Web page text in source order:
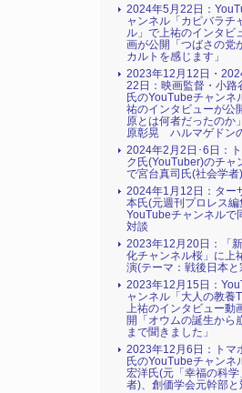
次へ【2025年3月18日、『週
2024年5月22日：
ャンネル「カピバラチ
ル」で上祐のインタビ
画が公開「つばさの党
カルトを感じます」
2023年12月12日・
22日：映画監督・小路
氏のYouTubeチャンネ
祐のインタビューが公
原とは何者だったのか
原彰晃 ハルマゲドン
2024年2月2日･6日：
ク氏(YouTuber)のチャ
で宮台真司氏(社会学者
2024年1月12日：ター
本氏(元週刊プロレス編
YouTubeチャンネルで
対談
2023年12月20日：「
化チャンネル桜」に上
演(テーマ：戦後日本と
2023年12月15日：
ャンネル「大人の教養
上祐のインタビュー動
開「オウムの誕生から
まで聞きました」
2023年12月6日：トマ
氏のYouTubeチャンネ
宏洋氏(元「幸福の科学
者)、創価学会元幹部と